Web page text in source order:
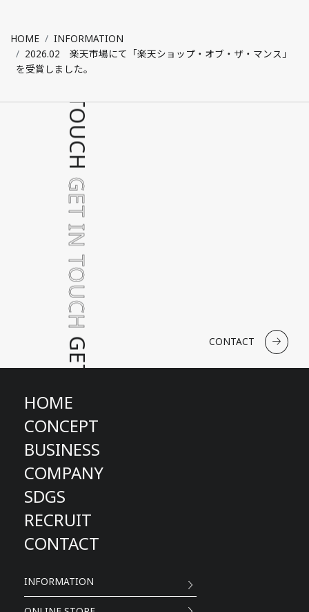
HOME
INFORMATION
2026.02 楽天市場にて「楽天ショップ・オブ・ザ・マンス」
を受賞しました。
GET IN TOUCH
GET IN TOUCH
GET IN TOUCH
GET IN TOUCH
CONTACT
HOME
CONCEPT
BUSINESS
COMPANY
SDGS
RECRUIT
CONTACT
INFORMATION